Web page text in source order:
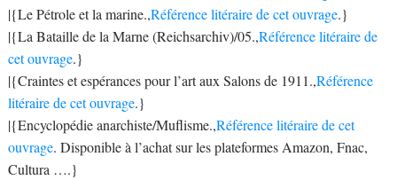
|{Le Pétrole et la marine.,Référence litéraire de cet ouvrage.}
|{La Bataille de la Marne (Reichsarchiv)/05.,Référence litéraire de
cet ouvrage.}
|{Craintes et espérances pour l’art aux Salons de 1911.,Référence
litéraire de cet ouvrage.}
|{Encyclopédie anarchiste/Muflisme.,Référence litéraire de cet
ouvrage. Disponible à l’achat sur les plateformes Amazon, Fnac,
Cultura ….}